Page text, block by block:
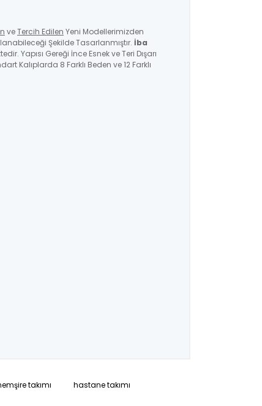
veTercih Edilen Yeni Modellerimizden
Şekilde Tasarlanmıştır. İba
Yapısı Gereği İnce Esnek ve Teri Dışarı
Kalıplarda 8 Farklı Beden ve 12 Farklı
takımı hastane takımı